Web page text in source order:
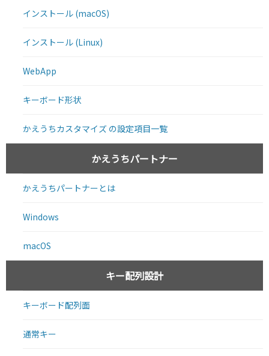
インストール (macOS)
インストール (Linux)
WebApp
キーボード形状
かえうちカスタマイズ の設定項目一覧
かえうちパートナー
かえうちパートナーとは
Windows
macOS
キー配列設計
キーボード配列面
通常キー